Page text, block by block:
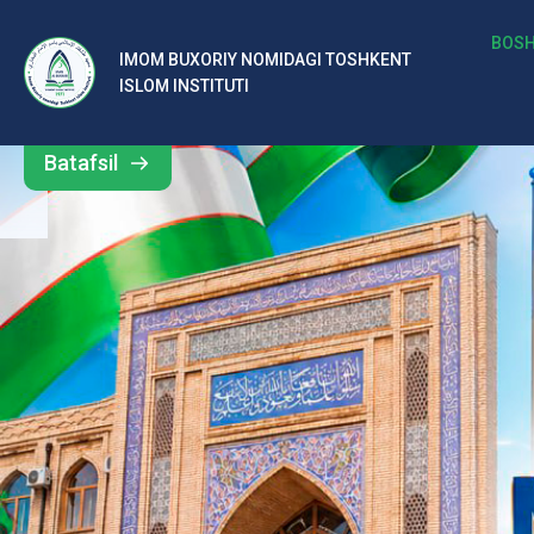
IMOM BUXORIY NOMIDAGI TOSHKENT
ISLOM INSTITUTI
b
al
ar
o‘
rt
a
si
d
Barcha
yangiliklar
Batafsil